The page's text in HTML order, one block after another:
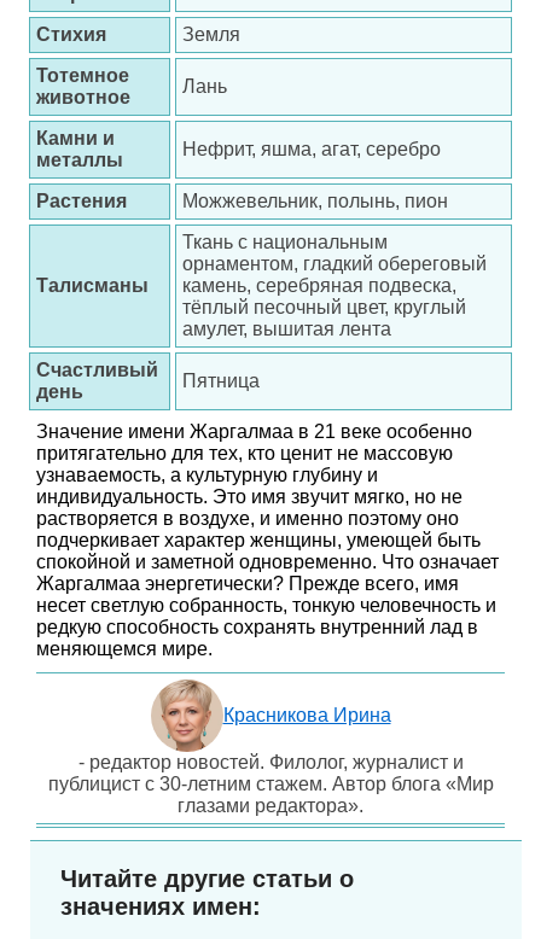
Стихия
Земля
Тотемное
животное
Лань
Камни и
металлы
Нефрит, яшма, агат, серебро
Растения Можжевельник, полынь, пион
Талисманы
Ткань с национальным
орнаментом, гладкий обереговый
камень, серебряная подвеска,
тёплый песочный цвет, круглый
амулет, вышитая лента
Счастливый
день
Пятница
Значение имени Жаргалмаа в 21 веке особенно
притягательно для тех, кто ценит не массовую
узнаваемость, а культурную глубину и
индивидуальность. Это имя звучит мягко, но не
растворяется в воздухе, и именно поэтому оно
подчеркивает характер женщины, умеющей быть
спокойной и заметной одновременно. Что означает
Жаргалмаа энергетически? Прежде всего, имя
несет светлую собранность, тонкую человечность и
редкую способность сохранять внутренний лад в
меняющемся мире.
Красникова Ирина
- редактор новостей. Филолог, журналист и
публицист с 30-летним стажем. Автор блога «Мир
глазами редактора».
Читайте другие статьи о
значениях имен: